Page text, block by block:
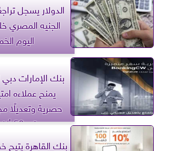
الدولار يسجل
الجنيه المصري
اليوم
بنك الإمارات
يمنح عملاءه
حصرية وتعديلًا
حتى 50 ألف جنيه